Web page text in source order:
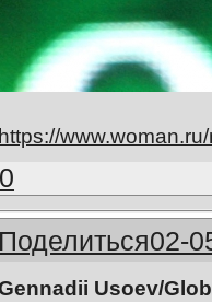
https://
0
Поделиться02-
Usoev/